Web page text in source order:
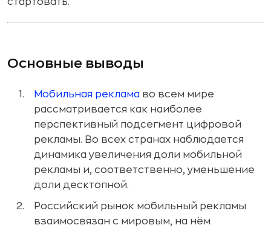
Основные выводы
Мобильная реклама во всем мире
рассматривается как наиболее
перспективный подсегмент цифровой
рекламы. Во всех странах наблюдается
динамика увеличения доли мобильной
рекламы и, соответственно, уменьшение
доли десктопной.
Российский рынок мобильный рекламы
взаимосвязан с мировым, на нём